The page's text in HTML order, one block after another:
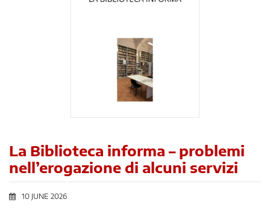
La Biblioteca informa – problemi
nell’erogazione di alcuni servizi
10 JUNE 2026